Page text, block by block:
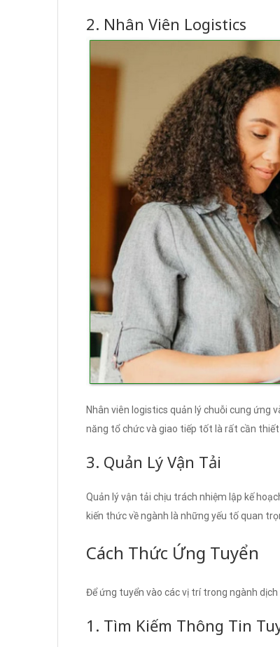
2. Nhân Viên Logistics
Nhân viên logistics quản lý chuỗi cung ứng
năng tổ chức và giao tiếp tốt là rất cần thiết
3. Quản Lý Vận Tải
Quản lý vận tải chịu trách nhiệm lập kế
kiến thức về ngành là những yếu tố quan
Cách Thức Ứng Tuyển
Để ứng tuyển vào các vị trí trong ngành
1. Tìm Kiếm Thông Tin